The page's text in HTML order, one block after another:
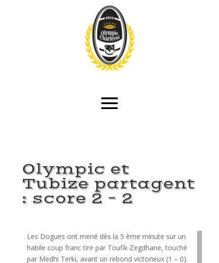
Olympic et
Tubize partagent
: score 2 – 2
Les Dogues ont mené dès la 5 ème minute sur un
habile coup franc tire par Toufik Zegdhane, touché
par Medhi Terki, avant un rebond victorieux (1 – 0).